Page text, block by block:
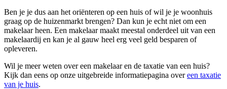
Ben je je dus aan het oriënteren op een huis of wil je je woonhuis
graag op de huizenmarkt brengen? Dan kun je echt niet om een
makelaar heen. Een makelaar maakt meestal onderdeel uit van een
makelaardij en kan je al gauw heel erg veel geld besparen of
opleveren.
Wil je meer weten over een makelaar en de taxatie van een huis?
Kijk dan eens op onze uitgebreide informatiepagina overeen taxatie
van je huis.